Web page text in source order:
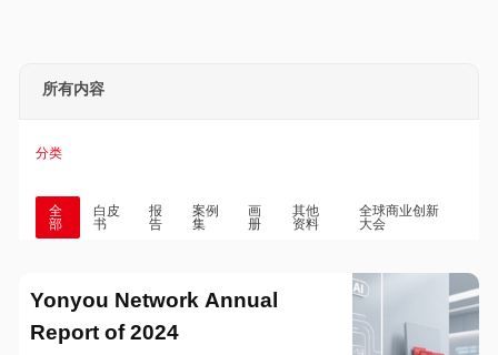
所有内容
分类
全
部
白皮
书
报
告
案例
集
画
册
其他
资料
全球商业创新
大会
Yonyou Network Annual
Report of 2024